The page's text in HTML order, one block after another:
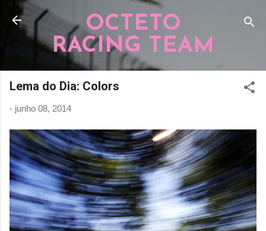
Pular para o conteúdo principal
OCTETO
RACING TEAM
Lema do Dia: Colors
- junho 08, 2014